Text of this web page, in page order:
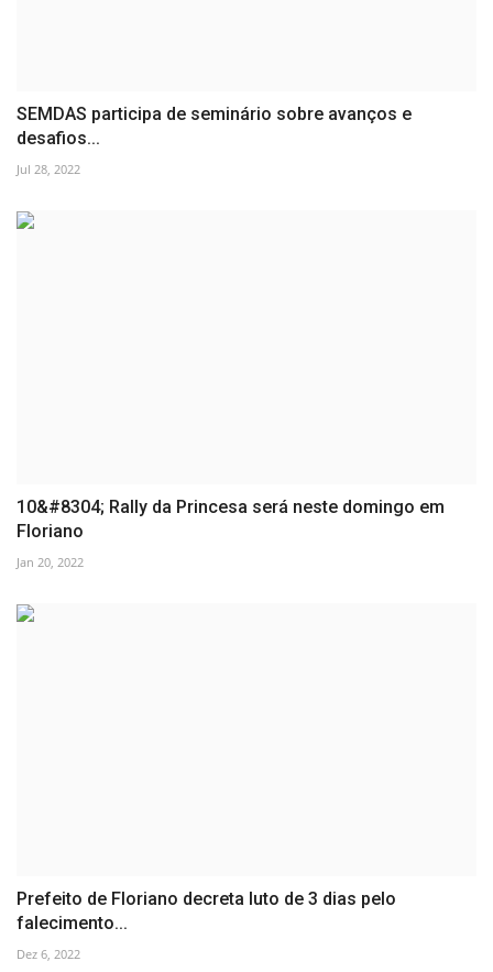
SEMDAS participa de seminário sobre avanços e
desafios...
Jul 28, 2022
10&#8304; Rally da Princesa será neste domingo em
Floriano
Jan 20, 2022
Prefeito de Floriano decreta luto de 3 dias pelo
falecimento...
Dez 6, 2022